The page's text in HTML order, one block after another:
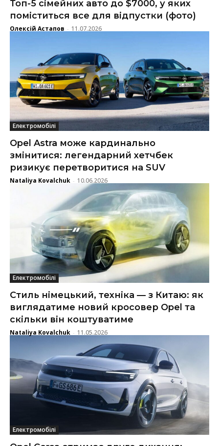
Топ-5 сімейних авто до $7000, у яких
поміститься все для відпустки (фото)
Олексій Астапов - 11.07.2026
Електромобілі
Opel Astra може кардинально
змінитися: легендарний хетчбек
ризикує перетворитися на SUV
Nataliya Kovalchuk - 10.06.2026
Електромобілі
Стиль німецький, техніка — з Китаю: як
виглядатиме новий кросовер Opel та
скільки він коштуватиме
Nataliya Kovalchuk - 11.05.2026
Електромобілі